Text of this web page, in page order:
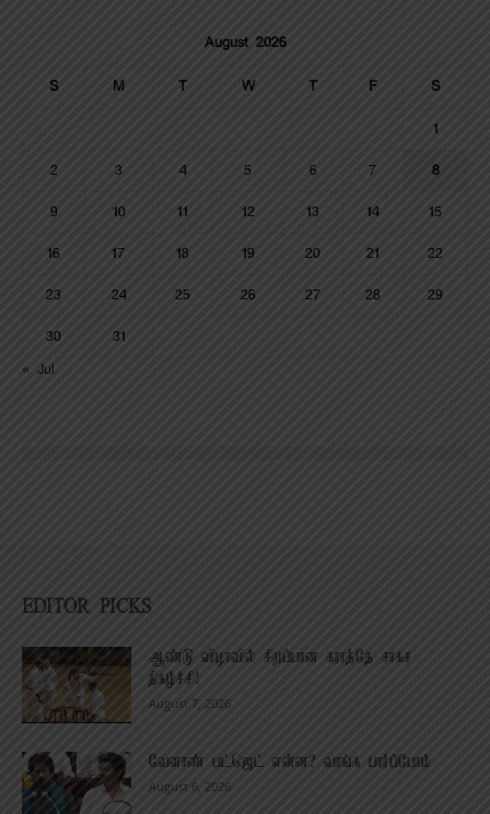
August 2026
S M T W T F S
1
2 3 4 5 6 7 8
9 10 11 12 13 14 15
16 17 18 19 20 21 22
23 24 25 26 27 28 29
30
31
« Jul
EDITOR PICKS
ஆண்டு விழாவில் சிறப்பான கராத்தே சாகச
நிகழ்ச்சி!
August 7, 2026
வேளாண் பட்ஜெட் என்ன? வாங்க பார்ப்போம்
August 6, 2026